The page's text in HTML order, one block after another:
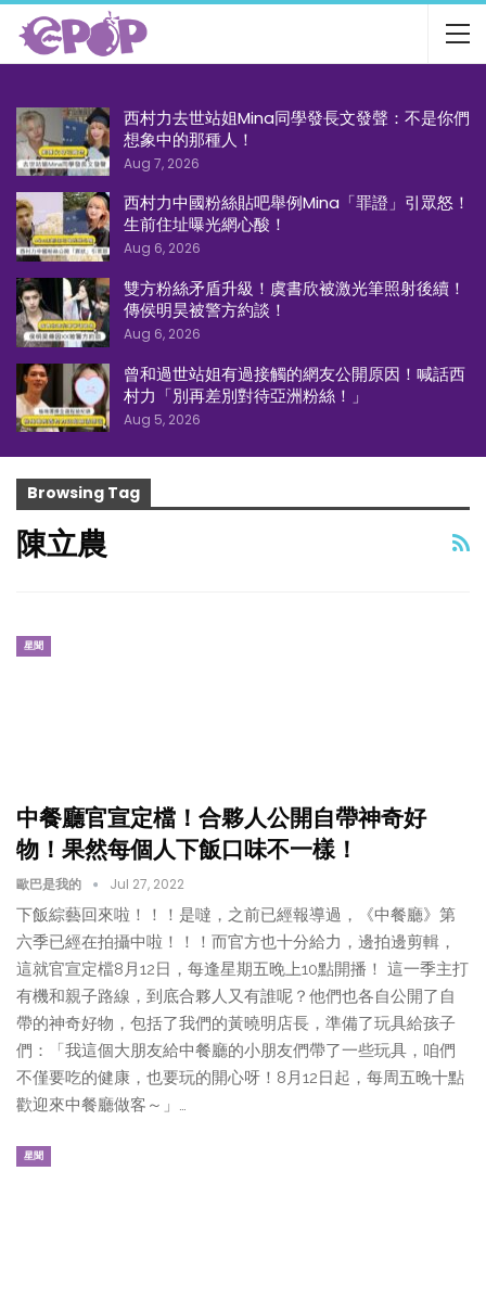
西村力去世站姐Mina同學發長文發聲：不是你們
想象中的那種人！
Aug 7, 2026
西村力中國粉絲貼吧舉例Mina「罪證」引眾怒！
生前住址曝光網心酸！
Aug 6, 2026
雙方粉絲矛盾升級！虞書欣被激光筆照射後續！
傳侯明昊被警方約談！
Aug 6, 2026
曾和過世站姐有過接觸的網友公開原因！喊話西
村力「別再差別對待亞洲粉絲！」
Aug 5, 2026
Browsing Tag
陳立農
星聞
中餐廳官宣定檔！合夥人公開自帶神奇好
物！果然每個人下飯口味不一樣！
歐巴是我的 Jul 27, 2022
下飯綜藝回來啦！！！是噠，之前已經報導過，《中餐廳》第
六季已經在拍攝中啦！！！而官方也十分給力，邊拍邊剪輯，
這就官宣定檔8月12日，每逢星期五晚上10點開播！ 這一季主打
有機和親子路線，到底合夥人又有誰呢？他們也各自公開了自
帶的神奇好物，包括了我們的黃曉明店長，準備了玩具給孩子
們：「我這個大朋友給中餐廳的小朋友們帶了一些玩具，咱們
不僅要吃的健康，也要玩的開心呀！8月12日起，每周五晚十點
歡迎來中餐廳做客～」…
星聞